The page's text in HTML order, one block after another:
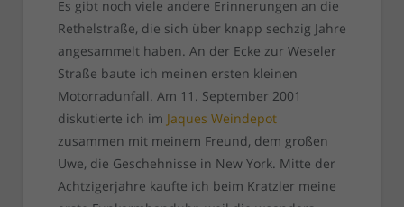
Es gibt noch viele andere Erinnerungen an die
Rethelstraße, die sich über knapp sechzig Jahre
angesammelt haben. An der Ecke zur Weseler
Straße baute ich meinen ersten kleinen
Motorradunfall. Am 11. September 2001
diskutierte ich im Jaques Weindepot
zusammen mit meinem Freund, dem großen
Uwe, die Geschehnisse in New York. Mitte der
Achtzigerjahre kaufte ich beim Kratzler meine